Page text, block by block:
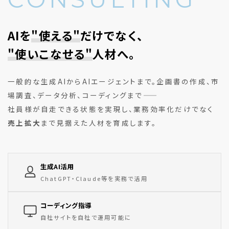
AIを"使える"だけでなく、
"使いこなせる"人材へ。
一般的な生成AIからAIエージェントまで。企画書の作成、市
場調査、データ分析、コーディングまで——
社員様が自走できる状態を実現し、業務効率化だけでなく
売上拡大 まで見据えた人材を育成します。
生成AI活用
ChatGPT・Claude等を実務で活用
コーディング指導
自社サイトを自社で運用可能に